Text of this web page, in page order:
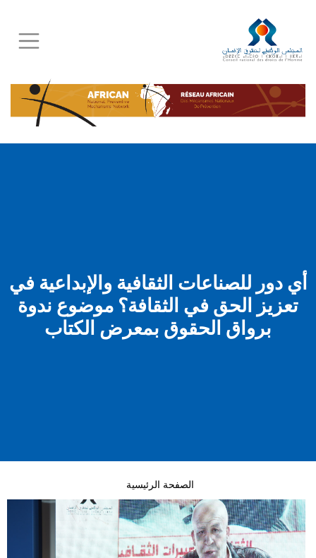
Skip
to
main
content
أي دور للصناعات الثقافية والإبداعية في
تعزيز الحق في الثقافة؟ موضوع ندوة
برواق الحقوق بمعرض الكتاب
الصفحة الرئيسية